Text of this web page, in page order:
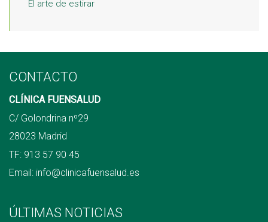
El arte de estirar
CONTACTO
CLÍNICA FUENSALUD
C/ Golondrina nº29
28023 Madrid
TF: 913 57 90 45
Email: info@clinicafuensalud.es
ÚLTIMAS NOTICIAS